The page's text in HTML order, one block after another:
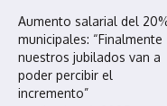
Aumento salarial del
municipales: “Finalmente
nuestros jubilados van a
poder percibir el
incremento”